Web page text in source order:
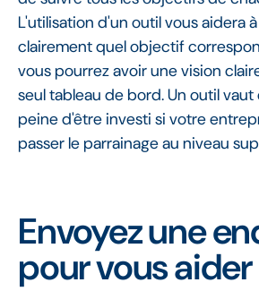
L'utilisation d'un outil vous aidera
clairement quel objectif
vous pourrez avoir une vision
seul tableau de bord. Un outil
peine d'être investi si votre
passer le parrainage au niveau
Envoyez une
pour vous aider